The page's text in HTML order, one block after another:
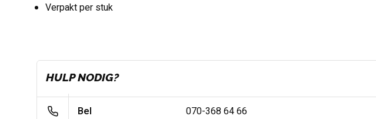
Verpakt per stuk
HULP NODIG?
Bel 070-368 64 66